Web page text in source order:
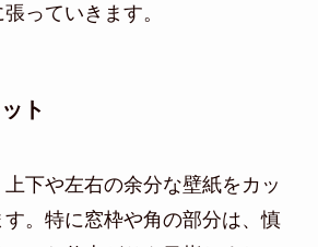
っていきます。
ト
下や左右の余分な壁紙をカッ
。特に窓枠や角の部分は、慎